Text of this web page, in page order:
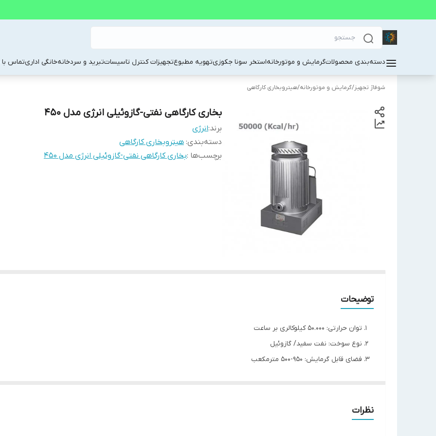
دسته‌بندی محصولاتگرمایش و موتورخانهاستخر سونا جکوزیتهویه مطبوعتجهیزات کنترل تاسیساتتبرید و سردخانهخانگی اداریتماس با
شوفاژ تجهیز/گرمایش و موتورخانه/هیتروبخاری کارگاهی
بخاری کارگاهی نفتی-گازوئیلی انرژی مدل 450
برند:انرژی
دسته‌بندی: هیتروبخاری کارگاهی
برچسب‌ها :بخاری کارگاهی نفتی-گازوئیلی انرژی مدل 450
توضیحات
توان حرارتی: 50.000 کیلوکالری بر ساعت
نوع سوخت: نفت سفید/ گازوئیل
فضای قابل گرمایش: 950-500 مترمکعب
مدل
نظرات